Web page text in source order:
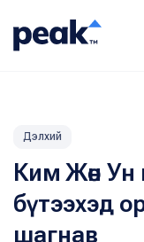
Дэлхий
Ким Жөн Ун
бүтээхэд
шагнав